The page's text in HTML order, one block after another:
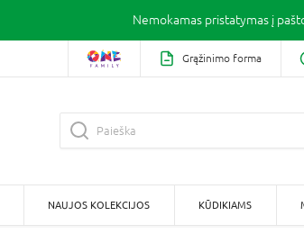
Nemokamas pristatymas į
Grąžinimo forma
NAUJOS KOLEKCIJOS KŪDIKIAMS